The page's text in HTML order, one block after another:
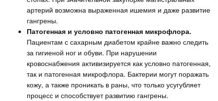
артерий возможна выраженная ишемия и даже развитие
гангрены.
Патогенная и условно патогенная микрофлора.
Пациентам с сахарным диабетом крайне важно следить
за гигиеной ног и обуви. При нарушении
кровоснабжения активизируется как условно патогенная,
так и патогенная микрофлора. Бактерии могут поражать
кожу, а также проникать в раны, что только усугубляет
процесс и способствует развитию гангрены.